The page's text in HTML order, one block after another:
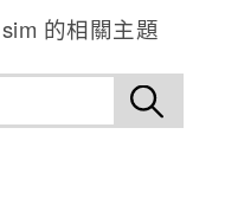
的相關主題